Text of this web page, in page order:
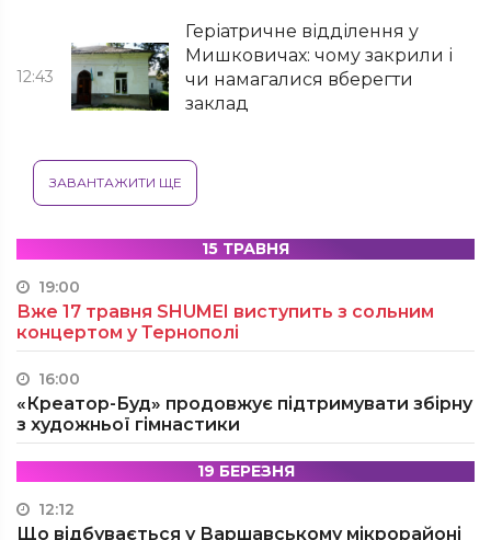
12:43
Геріатричне відділення у
Мишковичах: чому закрили і
чи намагалися вберегти
заклад
ЗАВАНТАЖИТИ ЩЕ
15 ТРАВНЯ
19:00
Вже 17 травня SHUMEI виступить з сольним
концертом у Тернополі
16:00
«Креатор-Буд» продовжує підтримувати збірну
з художньої гімнастики
19 БЕРЕЗНЯ
12:12
Що відбувається у Варшавському мікрорайоні